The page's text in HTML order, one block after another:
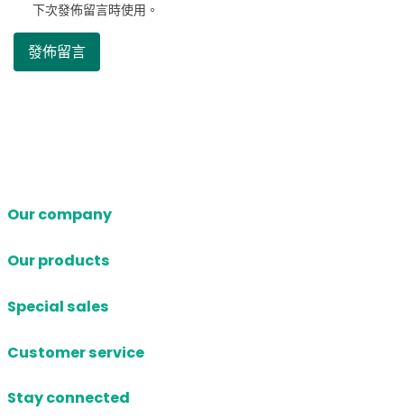
下次發佈留言時使用。
Our company
Our products
Special sales
Customer service
Stay connected